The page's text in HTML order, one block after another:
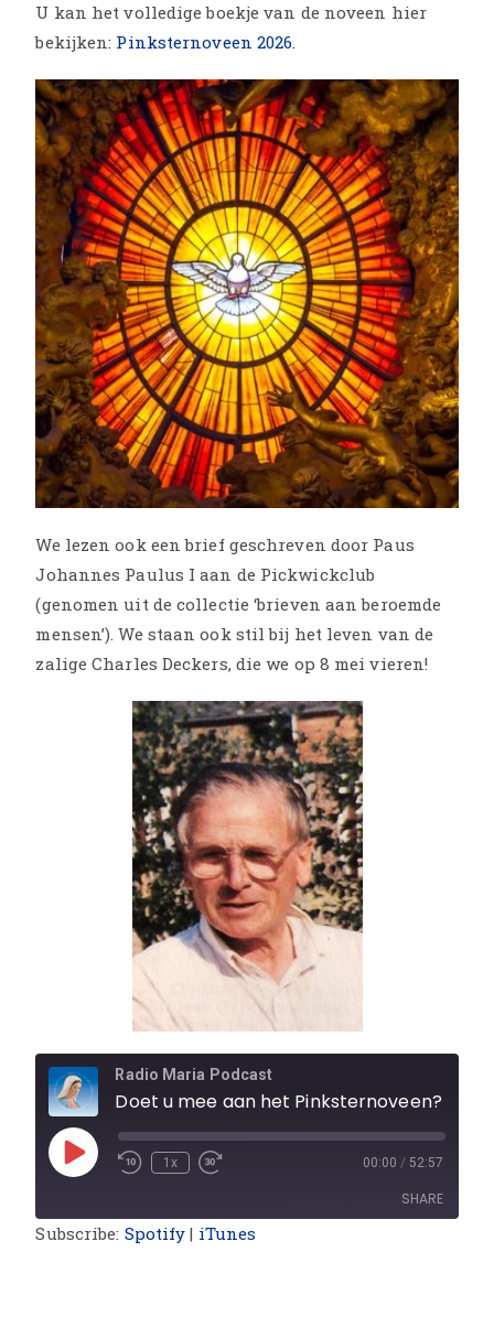
U kan het volledige boekje van de noveen hier
bekijken: Pinksternoveen 2026.
We lezen ook een brief geschreven door Paus
Johannes Paulus I aan de Pickwickclub
(genomen uit de collectie ‘brieven aan beroemde
mensen’). We staan ook stil bij het leven van de
zalige Charles Deckers, die we op 8 mei vieren!
Radio Maria Podcast
1x 00:00 / 52:57
SHARE
Subscribe: Spotify | iTunes